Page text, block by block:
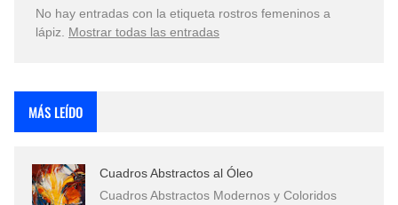
Que significan los cuadros de negras africanas?
No hay entradas con la etiqueta rostros femeninos a
lápiz
Mostrar todas las entradas
MÁS LEÍDO
Cuadros Abstractos al Óleo
Cuadros Abstractos Modernos y Coloridos